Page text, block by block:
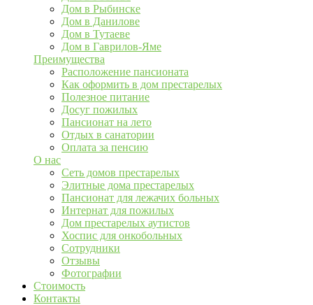
Дом в Рыбинске
Дом в Данилове
Дом в Тутаеве
Дом в Гаврилов-Яме
Преимущества
Расположение пансионата
Как оформить в дом престарелых
Полезное питание
Досуг пожилых
Пансионат на лето
Отдых в санатории
Оплата за пенсию
О нас
Сеть домов престарелых
Элитные дома престарелых
Пансионат для лежачих больных
Интернат для пожилых
Дом престарелых аутистов
Хоспис для онкобольных
Сотрудники
Отзывы
Фотографии
Стоимость
Контакты